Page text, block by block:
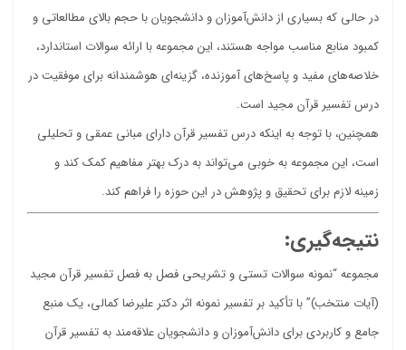
در حالی که بسیاری از دانش‌آموزان و دانشجویان با حجم بالای مطالعاتی و
کمبود منابع مناسب مواجه هستند، این مجموعه با ارائه سوالات استاندارد،
خلاصه‌های مفید و پاسخ‌های آموزنده، گزینه‌ای هوشمندانه برای موفقیت در
درس تفسیر قرآن مجید است.
همچنین، با توجه به اینکه درس تفسیر قرآن دارای مبانی عمقی و تحلیلی
است، این مجموعه به خوبی می‌تواند به درک بهتر مفاهیم کمک کند و
زمینه لازم برای تحقیق و پژوهش در این حوزه را فراهم کند.
نتیجه‌گیری:
مجموعه “نمونه سوالات تستی و تشریحی فصل به فصل تفسیر قرآن مجید
(آیات منتخب)” با تأکید بر تفسیر نمونه اثر دکتر علیرضا کمالی، یک منبع
جامع و کاربردی برای دانش‌آموزان و دانشجویان علاقه‌مند به تفسیر قرآن